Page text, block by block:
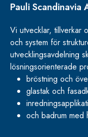
Pauli Scandinavia
Vi utvecklar, tillverkar
och system för
utvecklingsavdelning
lösningsorienterade
bröstning och
glastak och
och badrum med